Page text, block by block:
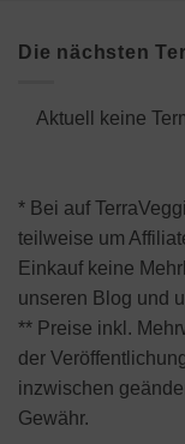
Die nächsten
Aktuell keine
* Bei auf
teilweise um
Einkauf keine
unseren Blog und
** Preise inkl.
der
inzwischen
Gewähr.